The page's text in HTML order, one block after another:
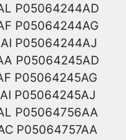
P05064244AD
P05064244AG
P05064244AJ
P05064245AD
P05064245AG
P05064245AJ
P05064756AA
P05064757AA